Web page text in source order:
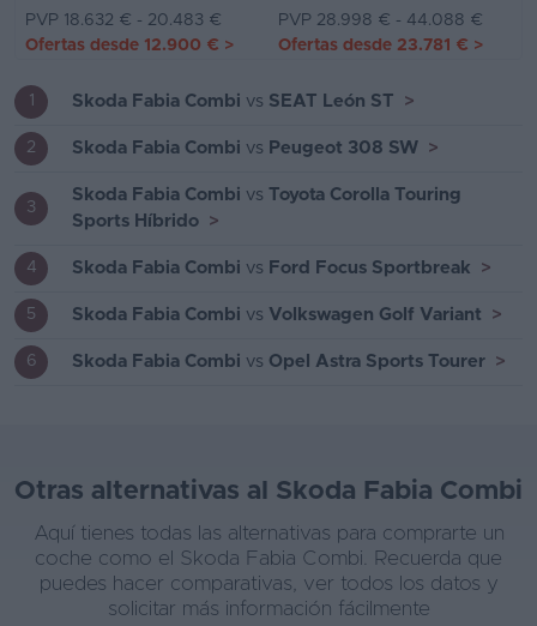
PVP 18.632 € - 20.483 €
PVP 28.998 € - 44.088 €
Ofertas desde 12.900 € > Ofertas desde 23.781 € >
1 Skoda Fabia Combi vs SEAT León ST >
2 Skoda Fabia Combi vs Peugeot 308 SW >
3
Skoda Fabia Combi vs Toyota Corolla Touring
Sports Híbrido >
4 Skoda Fabia Combi vs Ford Focus Sportbreak >
5 Skoda Fabia Combi vs Volkswagen Golf Variant >
6 Skoda Fabia Combi vs Opel Astra Sports Tourer >
Otras alternativas al Skoda Fabia Combi
Aquí tienes todas las alternativas para comprarte un
coche como el Skoda Fabia Combi. Recuerda que
puedes hacer comparativas, ver todos los datos y
solicitar más información fácilmente